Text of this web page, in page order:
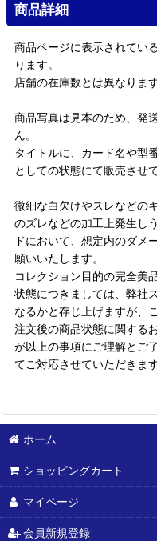
商品詳細
商品ページに表示されてい
ります。
店舗の在庫数とは異なりま
商品写真は見本のため、発
ん。
タイトルに、カード名や型
としての状態にて販売させ
微細な白欠けやスレなどの
のズレなどの加工上発生し
ドにおいて、想定内のダメ
願いいたします。
コレクション目的の完全美
状態につきましては、弊社
なるかと存じ上げますが、
注文後の商品状態に関する
が以上の事項にご理解とご
てご対応させていただきます
ホーム
ショッピングカート
マイページ
会員新規登録